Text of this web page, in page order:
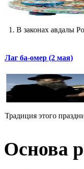
1. В законах авдалы
Лаг ба-омер (2 мая)
Традиция этого
Основа